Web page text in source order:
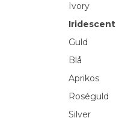
Ivory
Iridescent
Guld
Blå
Aprikos
Roséguld
Silver